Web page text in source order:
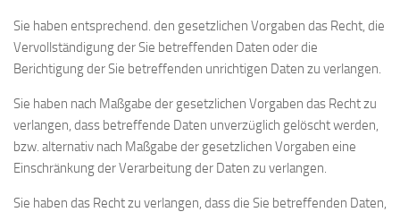
Sie haben entsprechend. den gesetzlichen Vorgaben das Recht, die
Vervollständigung der Sie betreffenden Daten oder die
Berichtigung der Sie betreffenden unrichtigen Daten zu verlangen.
Sie haben nach Maßgabe der gesetzlichen Vorgaben das Recht zu
verlangen, dass betreffende Daten unverzüglich gelöscht werden,
bzw. alternativ nach Maßgabe der gesetzlichen Vorgaben eine
Einschränkung der Verarbeitung der Daten zu verlangen.
Sie haben das Recht zu verlangen, dass die Sie betreffenden Daten,